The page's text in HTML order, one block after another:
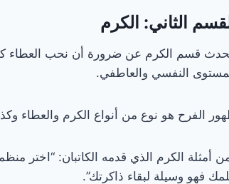
الثاني: الكرم
قسم الكرم عن ضرورة أن نحب العطاء
النفسي والعاطفي.
الفرح هو نوع من أنواع الكرم والعطاء
أمثلة الكرم الذي قدمه الكاتبان: “اختر
فهو وسيلة لبقاء ذاكرتك”.